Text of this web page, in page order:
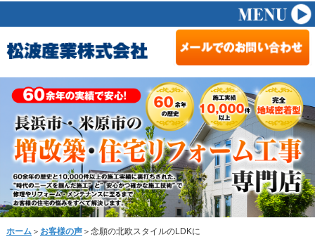
ホーム ＞ お客様の声＞念願の北欧スタイルのLDKに